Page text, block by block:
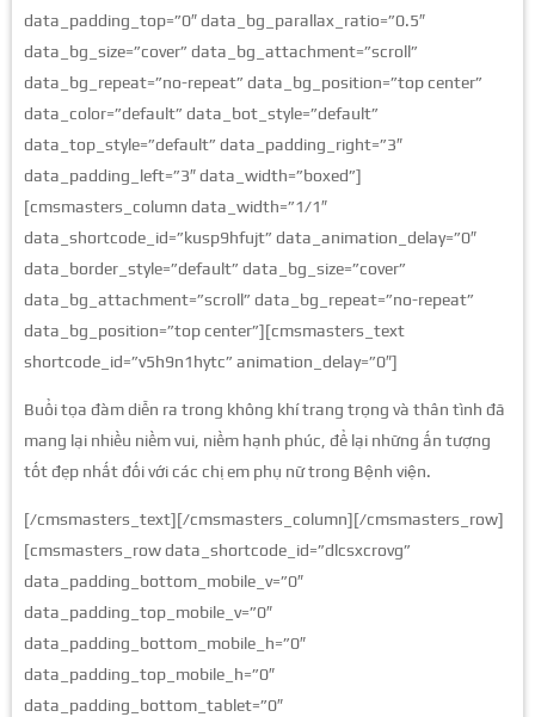
data_padding_top=”0″ data_bg_parallax_ratio=”0.5″
data_bg_size=”cover” data_bg_attachment=”scroll”
data_bg_repeat=”no-repeat” data_bg_position=”top center”
data_color=”default” data_bot_style=”default”
data_top_style=”default” data_padding_right=”3″
data_padding_left=”3″ data_width=”boxed”]
[cmsmasters_column data_width=”1/1″
data_shortcode_id=”kusp9hfujt” data_animation_delay=”0″
data_border_style=”default” data_bg_size=”cover”
data_bg_attachment=”scroll” data_bg_repeat=”no-repeat”
data_bg_position=”top center”][cmsmasters_text
shortcode_id=”v5h9n1hytc” animation_delay=”0″]
Buổi tọa đàm diễn ra trong không khí trang trọng và thân tình đã
mang lại nhiều niềm vui, niềm hạnh phúc, để lại những ấn tượng
tốt đẹp nhất đối với các chị em phụ nữ trong Bệnh viện.
[/cmsmasters_text][/cmsmasters_column][/cmsmasters_row]
[cmsmasters_row data_shortcode_id=”dlcsxcrovg”
data_padding_bottom_mobile_v=”0″
data_padding_top_mobile_v=”0″
data_padding_bottom_mobile_h=”0″
data_padding_top_mobile_h=”0″
data_padding_bottom_tablet=”0″